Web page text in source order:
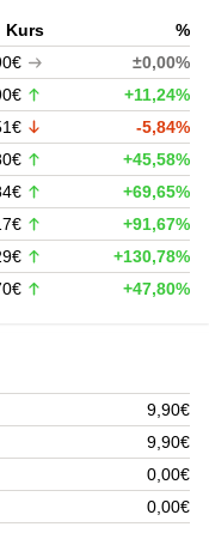
Kurs
%
±0,00%
+11,24%
-5,84%
+45,58%
+69,65%
+91,67%
+130,78%
+47,80%
9,90€
9,90€
0,00€
0,00€